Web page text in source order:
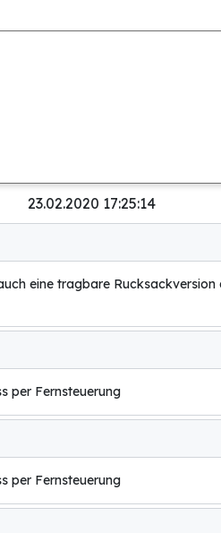
23.02.2020 17:25:14
eine tragbare
per Fernsteuerung
per Fernsteuerung